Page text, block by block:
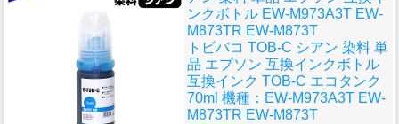
ンクボトル EW-M973A3T EW-
M873TR EW-M873T
トビバコ TOB-C シアン 染料 単
品 エプソン 互換インクボトル
互換インク TOB-C エコタンク
70ml 機種：EW-M973A3T EW-
M873TR EW-M873T